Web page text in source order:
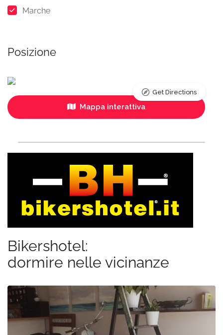
Marche
Posizione
Mappa interattiva
Get Directions
Bikershotel:
dormire nelle vicinanze